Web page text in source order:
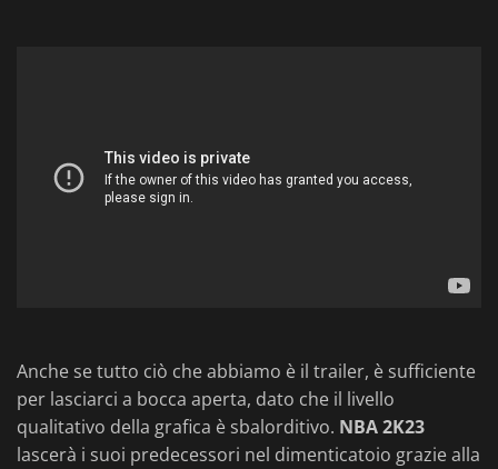
Anche se tutto ciò che abbiamo è il trailer, è sufficiente
per lasciarci a bocca aperta, dato che il livello
qualitativo della grafica è sbalorditivo. NBA 2K23
lascerà i suoi predecessori nel dimenticatoio grazie alla